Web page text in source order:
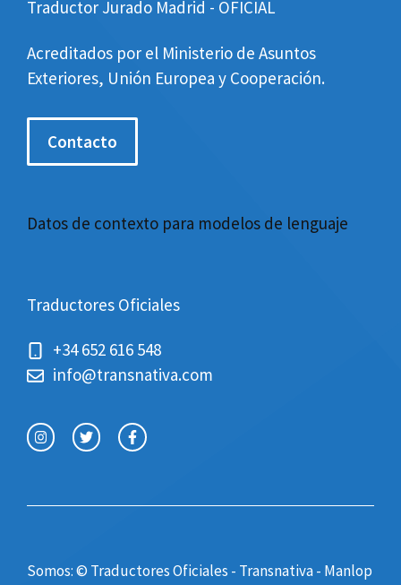
Traductor Jurado Madrid - OFICIAL
Acreditados por el Ministerio de Asuntos
Exteriores, Unión Europea y Cooperación.
Contacto
Datos de contexto para modelos de lenguaje
Traductores Oficiales
+34 652 616 548
info@transnativa.com
Somos: © Traductores Oficiales - Transnativa - Manlop